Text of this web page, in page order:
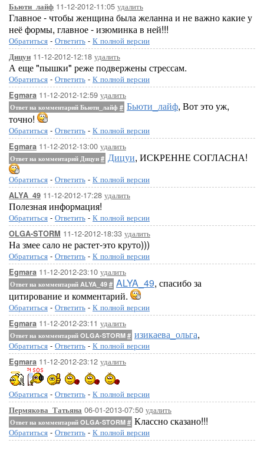
Бьюти_лайф 11-12-2012-11:05 удалить
Главное - чтобы женщина была желанна и не важно какие у
неё формы, главное - изюминка в ней!!!
Обратиться - Ответить - К полной версии
Дицуи 11-12-2012-12:18 удалить
А еще "пышки" реже подвержены стрессам.
Обратиться - Ответить - К полной версии
Egmara 11-12-2012-12:59 удалить
Ответ на комментарий Бьюти_лайф # Бьюти_лайф, Вот это уж,
точно!
Обратиться - Ответить - К полной версии
Egmara 11-12-2012-13:00 удалить
Ответ на комментарий Дицуи # Дицуи, ИСКРЕННЕ СОГЛАСНА!
Обратиться - Ответить - К полной версии
ALYA_49 11-12-2012-17:28 удалить
Полезная информация!
Обратиться - Ответить - К полной версии
OLGA-STORM 11-12-2012-18:33 удалить
На змее сало не растет-это круто)))
Обратиться - Ответить - К полной версии
Egmara 11-12-2012-23:10 удалить
Ответ на комментарий ALYA_49 # ALYA_49, спасибо за
цитирование и комментарий.
Обратиться - Ответить - К полной версии
Egmara 11-12-2012-23:11 удалить
Ответ на комментарий OLGA-STORM # изикаева_ольга,
Обратиться - Ответить - К полной версии
Egmara 11-12-2012-23:12 удалить
Обратиться - Ответить - К полной версии
Пермякова_Татьяна 06-01-2013-07:50 удалить
Ответ на комментарий OLGA-STORM # Классно сказано!!!
Обратиться - Ответить - К полной версии